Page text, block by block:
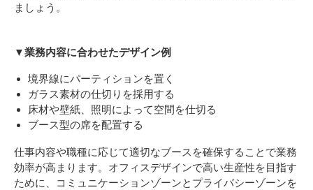
ましょう。
▼業務内容に合わせたデザイン例
境界線にパーティションを置く
ガラス素材の仕切りを採用する
床材や壁紙、照明によって空間を仕切る
ブース型の席を配置する
仕事内容や職種に応じて適切なブースを確保することで業務
効率が高まります。オフィスデザインで高い生産性を目指す
ために、コミュニケーションゾーンとプライバシーゾーンを